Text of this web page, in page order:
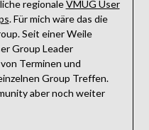
regionaleVMUG User
. Für mich wäre das die
Seit einer Weile
Group Leader
Terminen und
Group Treffen.
aber noch weiter